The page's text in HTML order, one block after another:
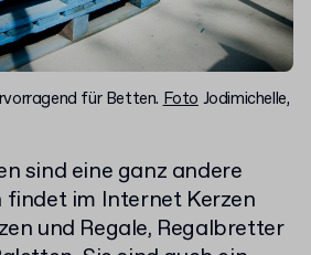
für Betten. Foto Jodimichelle,
sind eine ganz andere
findet im Internet Kerzen
und Regale, Regalbretter